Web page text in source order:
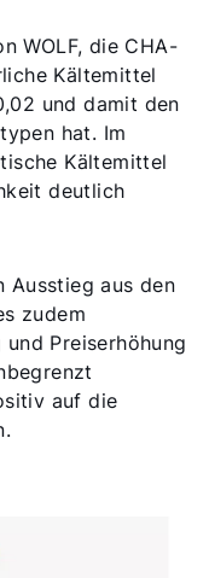
WOLF, die CHA-
Kältemittel
und damit den
hat. Im
Kältemittel
deutlich
Ausstieg aus den
zudem
Preiserhöhung
auf die